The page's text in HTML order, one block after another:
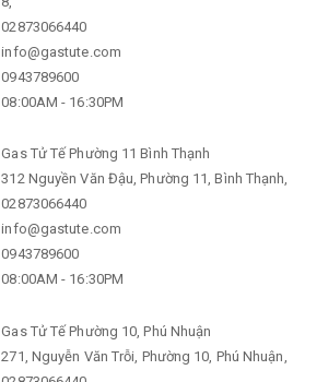
02873066440
info@gastute.com
0943789600
08:00AM - 16:30PM
Gas Tử Tế Phường 11 Bình Thạnh
312 Nguyền Văn Đậu, Phường 11, Bình Thạnh,
02873066440
info@gastute.com
0943789600
08:00AM - 16:30PM
Gas Tử Tế Phường 10, Phú Nhuận
271, Nguyễn Văn Trỗi, Phường 10, Phú Nhuận,